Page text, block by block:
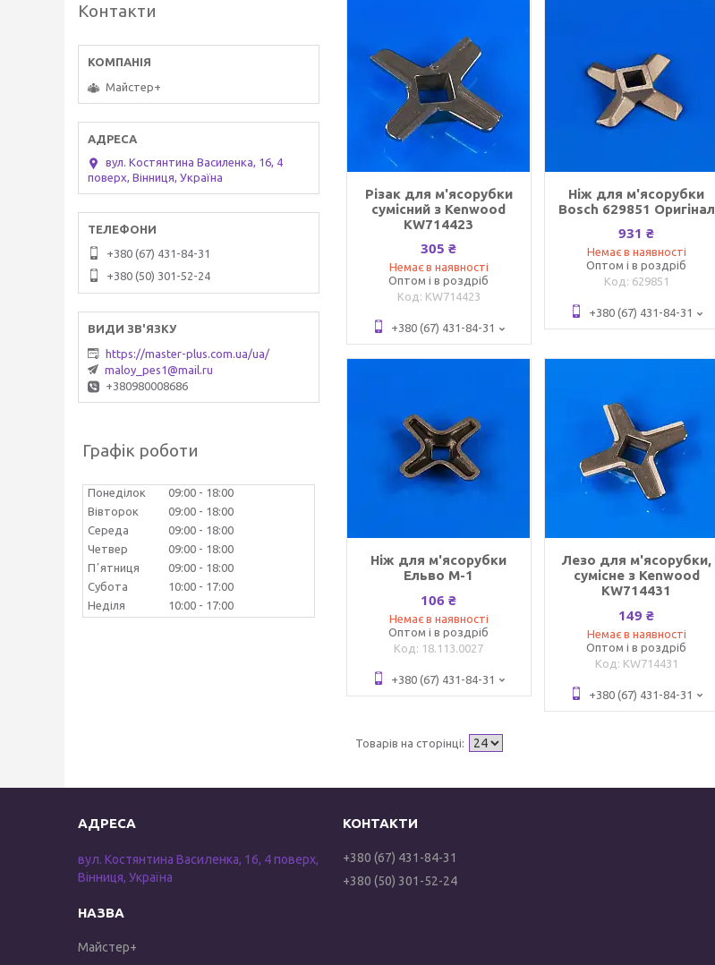
Різак для м'ясорубки
сумісний з Kenwood
KW714423
305 ₴
Немає в наявності
Оптом і в роздріб
KW714423
+380 (67) 431-84-31
Ніж для м'ясорубки
Bosch 629851 Оригінал
931 ₴
Немає в наявності
Оптом і в роздріб
629851
+380 (67) 431-84-31
Ніж для м'ясорубки
Ельво М-1
106 ₴
Немає в наявності
Оптом і в роздріб
18.113.0027
+380 (67) 431-84-31
Лезо для м'ясорубки,
сумісне з Kenwood
KW714431
149 ₴
Немає в наявності
Оптом і в роздріб
KW714431
+380 (67) 431-84-31
Контакти
Майстер+
вул. Костянтина Василенка, 16, 4
поверх, Вінниця, Україна
+380 (67) 431-84-31
+380 (50) 301-52-24
https://master-plus.com.ua/ua/
maloy_pes1@mail.ru
+380980008686
Графік роботи
Понеділок 09:00
18:00
Вівторок
09:00
18:00
Середа
09:00
18:00
Четвер
09:00
18:00
Пʼятниця
09:00
18:00
Субота
10:00
17:00
Неділя
10:00 17:00
вул. Костянтина Василенка, 16, 4 поверх,
Вінниця, Україна
Майстер+
+380 (67) 431-84-31
+380 (50) 301-52-24